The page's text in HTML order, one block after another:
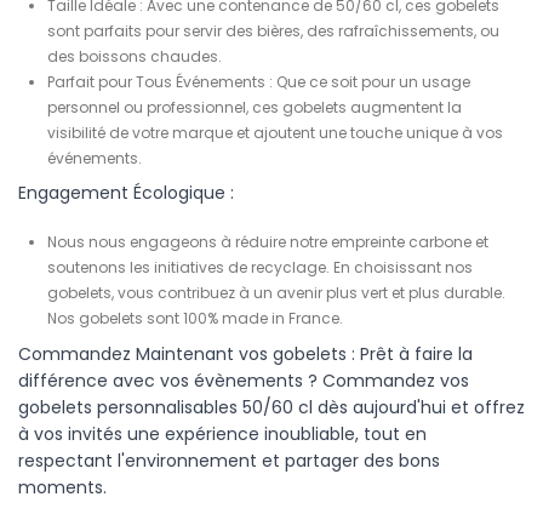
Taille Idéale : Avec une contenance de 50/60 cl, ces gobelets
sont parfaits pour servir des bières, des rafraîchissements, ou
des boissons chaudes.
Parfait pourTous Événements : Que ce soit pour un usage
personnel ou professionnel, ces gobelets augmentent la
visibilité de votre marque et ajoutent une touche unique à vos
événements.
Engagement Écologique :
Nous nous engageons à réduire notre empreinte carbone et
soutenons les initiatives de recyclage. En choisissant nos
gobelets, vous contribuez à un avenir plus vert et plus durable.
Nos gobelets sont 100% made in France.
Commandez Maintenant vos gobelets : Prêt à faire la
différence avec vos évènements ? Commandez vos
gobelets personnalisables 50/60 cl dès aujourd'hui et offrez
à vos invités une expérience inoubliable, tout en
respectant l'environnement et partager des bons
moments.